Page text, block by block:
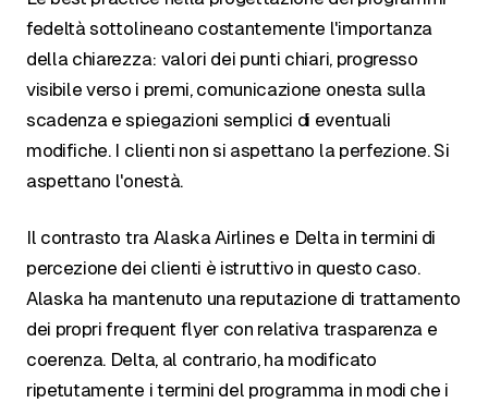
fedeltà sottolineano costantemente l'importanza
della chiarezza: valori dei punti chiari, progresso
visibile verso i premi, comunicazione onesta sulla
scadenza e spiegazioni semplici di eventuali
modifiche. I clienti non si aspettano la perfezione. Si
aspettano l'onestà.
Il contrasto tra Alaska Airlines e Delta in termini di
percezione dei clienti è istruttivo in questo caso.
Alaska ha mantenuto una reputazione di trattamento
dei propri frequent flyer con relativa trasparenza e
coerenza. Delta, al contrario, ha modificato
ripetutamente i termini del programma in modi che i